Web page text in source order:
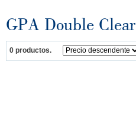
GPA Double Clear
0 productos.